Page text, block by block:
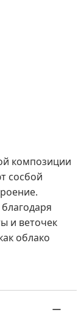
композиции
сосбой
и веточек
облако